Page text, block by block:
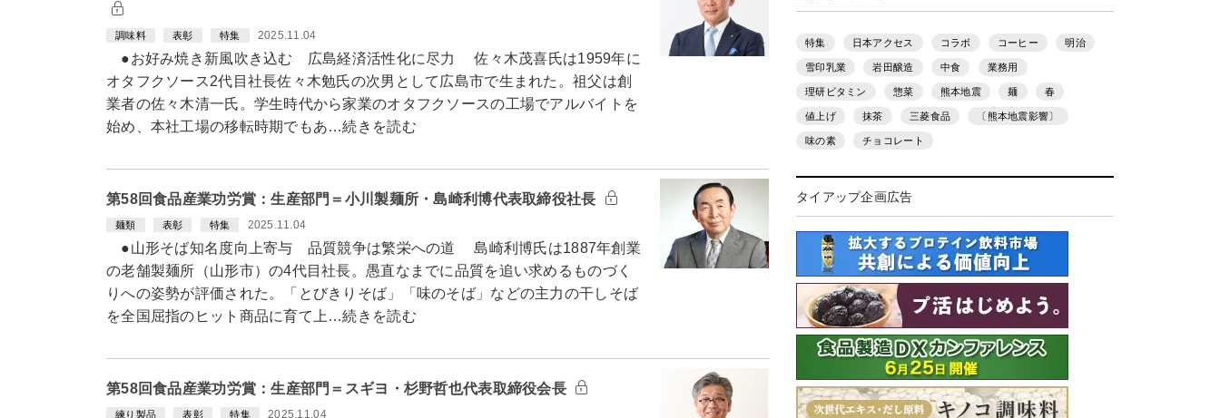
調味料 表彰 特集 2025.11.04
●お好み焼き新風吹き込む 広島経済活性化に尽力 佐々木茂喜氏は1959年に
オタフクソース2代目社長佐々木勉氏の次男として広島市で生まれた。祖父は創
業者の佐々木清一氏。学生時代から家業のオタフクソースの工場でアルバイトを
始め、本社工場の移転時期でもあ…続きを読む
第58回食品産業功労賞：生産部門＝小川製麺所・島崎利博代表取締役社長
麺類 表彰 特集 2025.11.04
●山形そば知名度向上寄与 品質競争は繁栄への道 島崎利博氏は1887年創業
の老舗製麺所（山形市）の4代目社長。愚直なまでに品質を追い求めるものづく
りへの姿勢が評価された。「とびきりそば」「味のそば」などの主力の干しそば
を全国屈指のヒット商品に育て上…続きを読む
第58回食品産業功労賞：生産部門＝スギヨ・杉野哲也代表取締役会長
練り製品 表彰 特集 2025.11.04
特集 日本アクセス コラボ コーヒー 明治
雪印乳業 岩田醸造 中食 業務用
理研ビタミン 惣菜 熊本地震 麺 春
値上げ 抹茶 三菱食品 〔熊本地震影響〕
味の素 チョコレート
タイアップ企画広告